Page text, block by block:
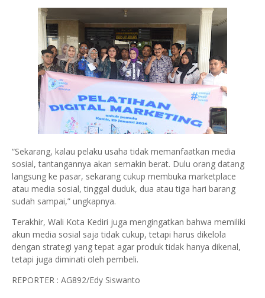
“Sekarang, kalau pelaku usaha tidak memanfaatkan media
sosial, tantangannya akan semakin berat. Dulu orang datang
langsung ke pasar, sekarang cukup membuka marketplace
atau media sosial, tinggal duduk, dua atau tiga hari barang
sudah sampai,” ungkapnya.
Terakhir, Wali Kota Kediri juga mengingatkan bahwa memiliki
akun media sosial saja tidak cukup, tetapi harus dikelola
dengan strategi yang tepat agar produk tidak hanya dikenal,
tetapi juga diminati oleh pembeli.
REPORTER : AG892/Edy Siswanto